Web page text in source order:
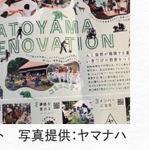
写真提供：ヤマナハ